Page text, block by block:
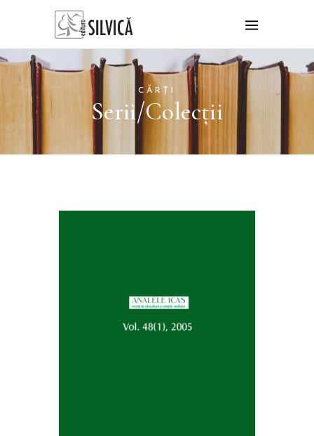
CĂRȚI
Serii/Colecții